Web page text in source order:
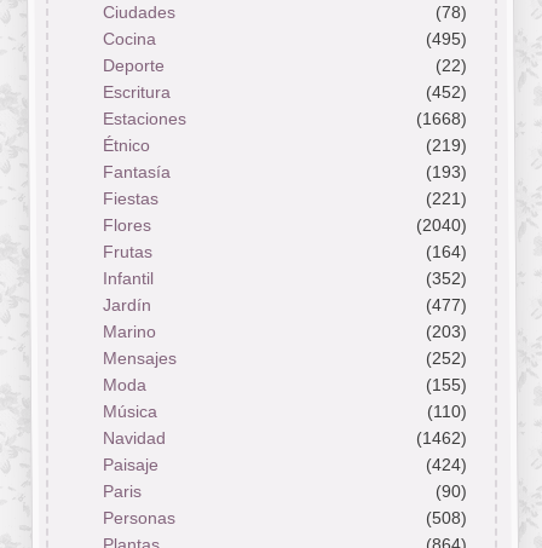
Ciudades
(78)
Cocina
(495)
Deporte
(22)
Escritura
(452)
Estaciones
(1668)
Étnico
(219)
Fantasía
(193)
Fiestas
(221)
Flores
(2040)
Frutas
(164)
Infantil
(352)
Jardín
(477)
Marino
(203)
Mensajes
(252)
Moda
(155)
Música
(110)
Navidad
(1462)
Paisaje
(424)
Paris
(90)
Personas
(508)